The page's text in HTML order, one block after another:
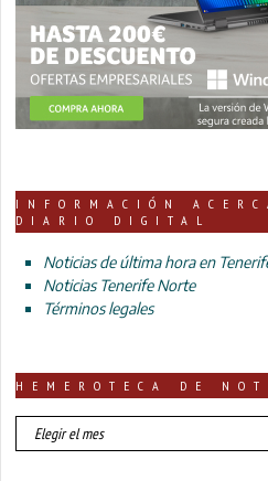
INFORMACIÓN
DIARIO DIGITAL
Noticias de última hora en
Noticias Tenerife Norte
Términos legales
HEMEROTECA DE
HEMEROTECA
DE